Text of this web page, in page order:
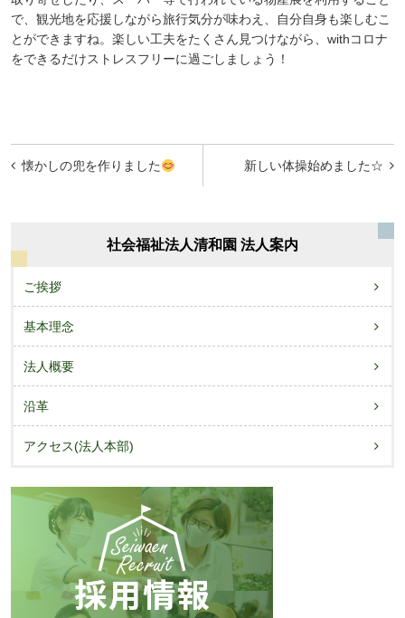
で、観光地を応援しながら旅行気分が味わえ、自分自身も楽しむこ
とができますね。楽しい工夫をたくさん見つけながら、 withコロナ
をできるだけストレスフリーに過ごしましょう！
投
ビ
ー
シ
ョ
ン
新しい体操始めました☆
懐かしの兜を作りました
社会福祉法人清和園 法人案内
ご挨拶
基本理念
法人概要
沿革
アクセス(法人本部)